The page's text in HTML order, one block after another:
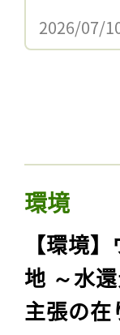
2026/07/
環境
【環境
地 ～水
主張の在